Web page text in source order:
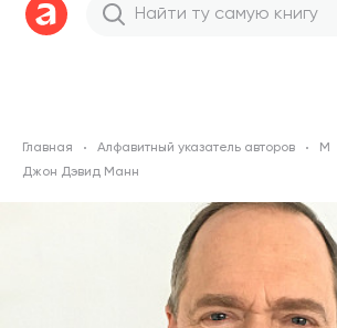
Главная Алфавитный указатель авторов
М
Джон Дэвид Манн